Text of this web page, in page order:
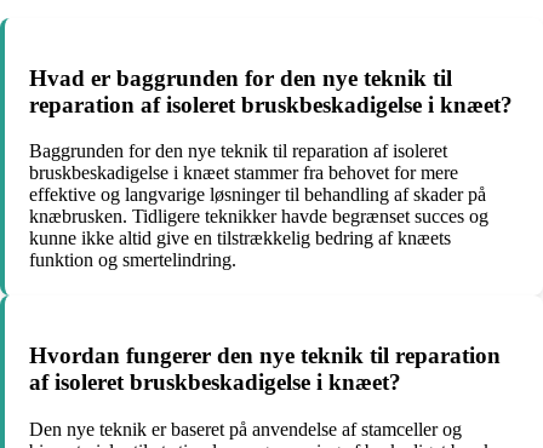
Hvad er baggrunden for den nye teknik til
reparation af isoleret bruskbeskadigelse i knæet?
Baggrunden for den nye teknik til reparation af isoleret
bruskbeskadigelse i knæet stammer fra behovet for mere
effektive og langvarige løsninger til behandling af skader på
knæbrusken. Tidligere teknikker havde begrænset succes og
kunne ikke altid give en tilstrækkelig bedring af knæets
funktion og smertelindring.
Hvordan fungerer den nye teknik til reparation
af isoleret bruskbeskadigelse i knæet?
Den nye teknik er baseret på anvendelse af stamceller og